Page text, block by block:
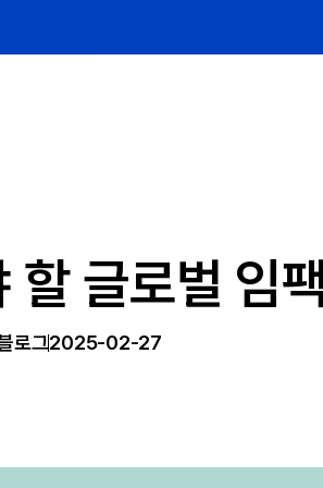
글로벌 임
로그2025-02-27